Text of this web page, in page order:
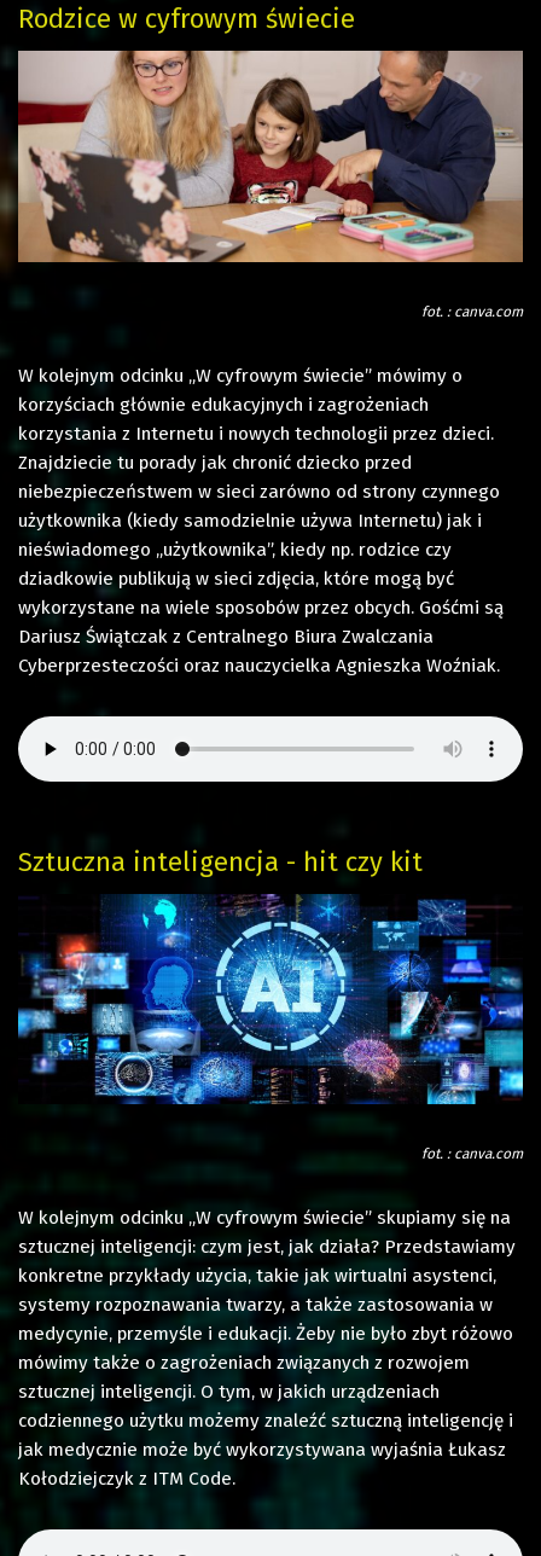
Rodzice w cyfrowym świecie
fot. : canva.com
W kolejnym odcinku „W cyfrowym świecie” mówimy o
korzyściach głównie edukacyjnych i zagrożeniach
korzystania z Internetu i nowych technologii przez dzieci.
Znajdziecie tu porady jak chronić dziecko przed
niebezpieczeństwem w sieci zarówno od strony czynnego
użytkownika (kiedy samodzielnie używa Internetu) jak i
nieświadomego „użytkownika”, kiedy np. rodzice czy
dziadkowie publikują w sieci zdjęcia, które mogą być
wykorzystane na wiele sposobów przez obcych. Gośćmi są
Dariusz Świątczak z Centralnego Biura Zwalczania
Cyberprzesteczości oraz nauczycielka Agnieszka Woźniak.
Sztuczna inteligencja - hit czy kit
fot. : canva.com
W kolejnym odcinku „W cyfrowym świecie” skupiamy się na
sztucznej inteligencji: czym jest, jak działa? Przedstawiamy
konkretne przykłady użycia, takie jak wirtualni asystenci,
systemy rozpoznawania twarzy, a także zastosowania w
medycynie, przemyśle i edukacji. Żeby nie było zbyt różowo
mówimy także o zagrożeniach związanych z rozwojem
sztucznej inteligencji. O tym, w jakich urządzeniach
codziennego użytku możemy znaleźć sztuczną inteligencję i
jak medycznie może być wykorzystywana wyjaśnia Łukasz
Kołodziejczyk z ITM Code.